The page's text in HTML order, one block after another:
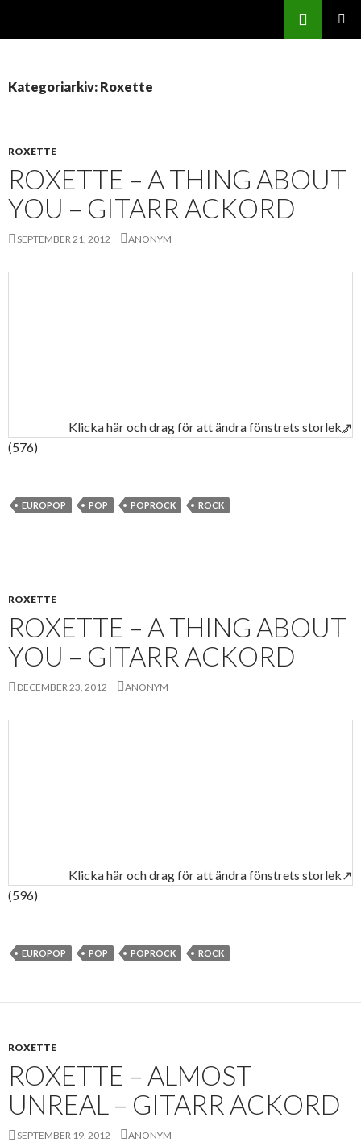
Sök
Kategoriarkiv: Roxette
ROXETTE
ROXETTE – A THING ABOUT
YOU – GITARR ACKORD
SEPTEMBER 21, 2012 ANONYM
Klicka här och drag för att ändra fönstrets storlek↗
(576)
EUROPOP POP POPROCK ROCK
ROXETTE
ROXETTE – A THING ABOUT
YOU – GITARR ACKORD
DECEMBER 23, 2012 ANONYM
Klicka här och drag för att ändra fönstrets storlek↗
(596)
EUROPOP POP POPROCK ROCK
ROXETTE
ROXETTE – ALMOST
UNREAL – GITARR ACKORD
SEPTEMBER 19, 2012 ANONYM